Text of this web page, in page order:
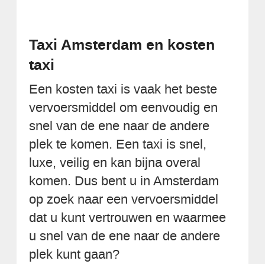
Taxi Amsterdam en kosten
taxi
Een kosten taxi is vaak het beste
vervoersmiddel om eenvoudig en
snel van de ene naar de andere
plek te komen. Een taxi is snel,
luxe, veilig en kan bijna overal
komen. Dus bent u in Amsterdam
op zoek naar een vervoersmiddel
dat u kunt vertrouwen en waarmee
u snel van de ene naar de andere
plek kunt gaan?